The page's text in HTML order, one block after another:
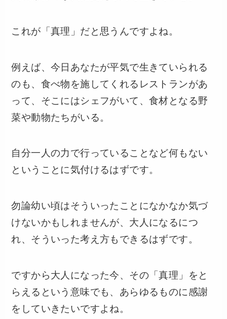
これが「真理」だと思うんですよね。
例えば、今日あなたが平気で生きていられる
のも、食べ物を施してくれるレストランがあ
って、そこにはシェフがいて、食材となる野
菜や動物たちがいる。
自分一人の力で行っていることなど何もない
ということに気付けるはずです。
勿論幼い頃はそういったことになかなか気づ
けないかもしれませんが、大人になるにつ
れ、そういった考え方もできるはずです。
ですから大人になった今、その「真理」をと
らえるという意味でも、あらゆるものに感謝
をしていきたいですよね。